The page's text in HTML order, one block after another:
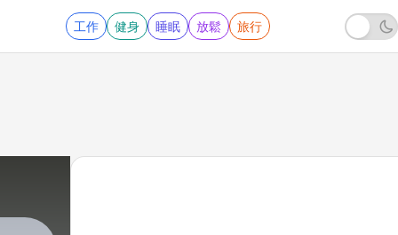
工作 健身 睡眠 放鬆 旅行